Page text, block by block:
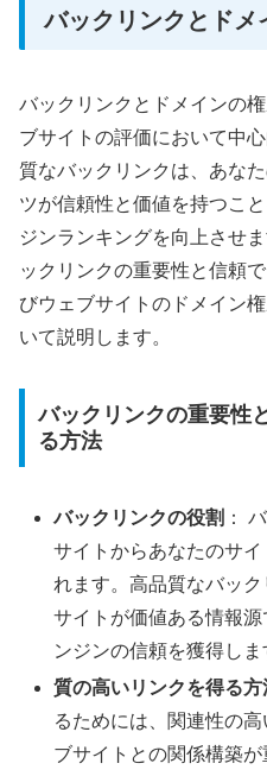
バックリンクとドメ
バックリンクとドメインの
ブサイトの評価において中
質なバックリンクは、あな
ツが信頼性と価値を持つこ
ジンランキングを向上させ
ックリンクの重要性と信頼
びウェブサイトのドメイン
いて説明します。
バックリンクの重要性
る方法
バックリンクの役割 ：
サイトからあなたのサ
れます。高品質なバッ
サイトが価値ある情報
ンジンの信頼を獲得しま
質の高いリンクを得る方
るためには、関連性の
ブサイトとの関係構築